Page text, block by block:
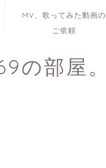
MV、歌ってみた動画の
ご依頼
の部屋。